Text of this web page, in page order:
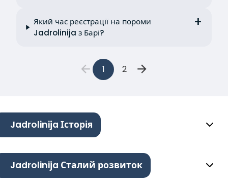
Який час реєстрації на пороми
Jadrolinija з Барі?
1 2
Jadrolinija Історія
Jadrolinija Сталий розвиток